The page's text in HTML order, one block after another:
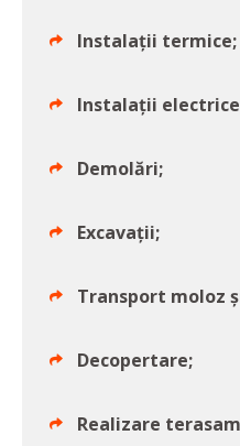
Instalații termice;
Instalații
Demolări;
Excavații;
Transport moloz
Decopertare;
Realizare